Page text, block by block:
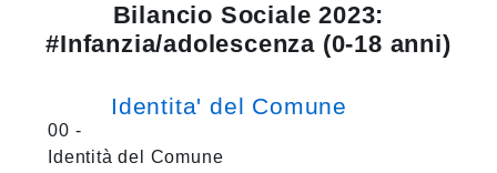
Bilancio Sociale 2023:
#Infanzia/adolescenza (0-18 anni)
Identita' del Comune
00 -
Identità del Comune